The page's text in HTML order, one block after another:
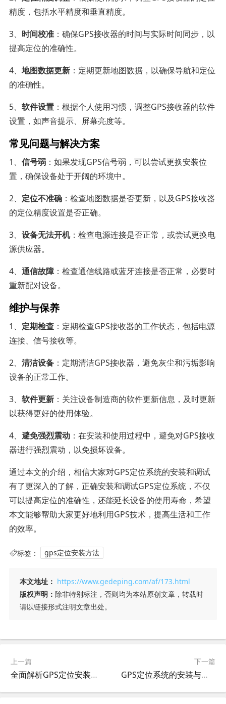
精度，包括水平精度和垂直精度。
3、 时间校准：确保GPS接收器的时间与实际时间同步，以
提高定位的准确性。
4、 地图数据更新：定期更新地图数据，以确保导航和定位
的准确性。
5、 软件设置：根据个人使用习惯，调整GPS接收器的软件
设置，如声音提示、屏幕亮度等。
常见问题与解决方案
1、 信号弱：如果发现GPS信号弱，可以尝试更换安装位
置，确保设备处于开阔的环境中。
2、 定位不准确：检查地图数据是否更新，以及GPS接收器
的定位精度设置是否正确。
3、 设备无法开机：检查电源连接是否正常，或尝试更换电
源供应器。
4、 通信故障：检查通信线路或蓝牙连接是否正常，必要时
重新配对设备。
维护与保养
1、 定期检查：定期检查GPS接收器的工作状态，包括电源
连接、信号接收等。
2、 清洁设备：定期清洁GPS接收器，避免灰尘和污垢影响
设备的正常工作。
3、 软件更新：关注设备制造商的软件更新信息，及时更新
以获得更好的使用体验。
4、 避免强烈震动：在安装和使用过程中，避免对GPS接收
器进行强烈震动，以免损坏设备。
通过本文的介绍，相信大家对GPS定位系统的安装和调试
有了更深入的了解，正确安装和调试GPS定位系统，不仅
可以提高定位的准确性，还能延长设备的使用寿命，希望
本文能够帮助大家更好地利用GPS技术，提高生活和工作
的效率。
标签： gps定位安装方法
本文地址： https://www.gedeping.com/af/173.html
版权声明： 除非特别标注，否则均为本站原创文章，转载时
请以链接形式注明文章出处。
上一篇
全面解析GPS定位安装，步骤、技巧与注意事项
下一篇
GPS定位系统的安装与应用，全方位解析